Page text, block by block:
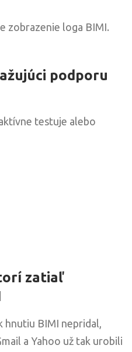
zobrazenie loga BIMI.
podporu
testuje alebo
zatiaľ
BIMI nepridal,
a Yahoo už tak urobili